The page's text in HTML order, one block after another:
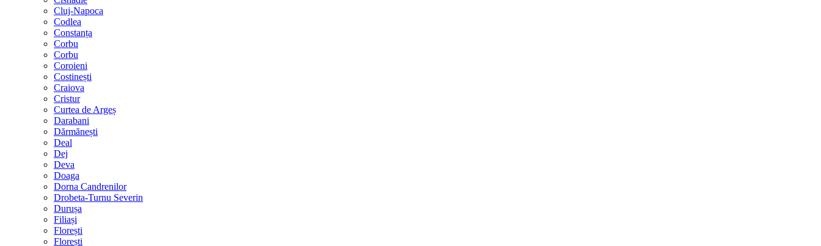
Cluj-Napoca
Codlea
Constanța
Corbu
Corbu
Coroieni
Costinești
Craiova
Cristur
Curtea de Argeș
Darabani
Dărmănești
Deal
Dej
Deva
Doaga
Dorna Candrenilor
Drobeta-Turnu Severin
Durușa
Filiași
Florești
Florești